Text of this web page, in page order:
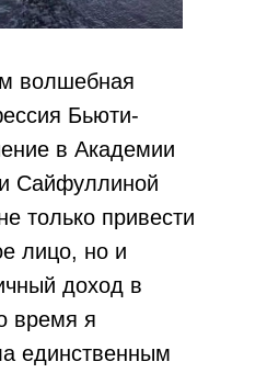
волшебная
Бьюти-
в Академии
Сайфуллиной
только привести
лицо, но и
доход в
время я
единственным